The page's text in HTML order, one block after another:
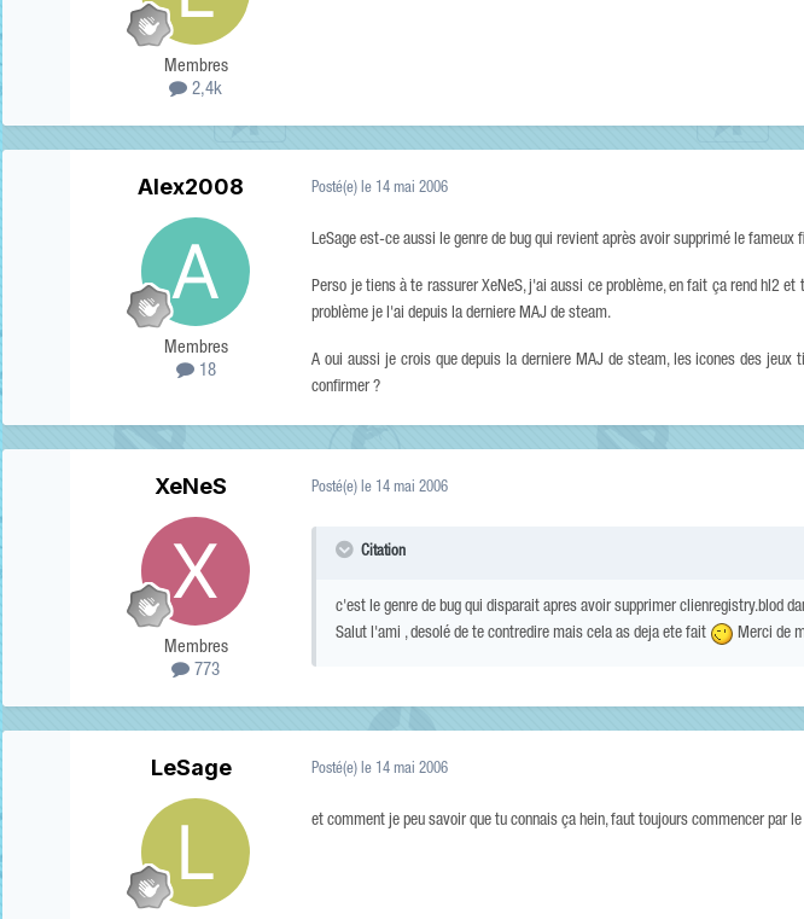
Membres
2,4k
Alex2008
Membres
18
Posté(e)le 14 mai 2006
LeSage est-ce aussi le genre de bug qui revient après avoir supprimé le fameux
Perso je tiens à te rassurer XeNeS, j'ai aussi ce problème, en fait ça rend hl2
problème je l'ai depuis la derniere MAJ de steam.
A oui aussi je crois que depuis la derniere MAJ de steam, les icones des
confirmer ?
XeNeS
Membres
773
Posté(e)le 14 mai 2006
Citation
c'est le genre de bug qui disparait apres avoir supprimer clienregistry.blod
Salut l'ami , desolé de te contredire mais cela as deja ete fait
Merci de
LeSage Posté(e)le 14 mai 2006
et comment je peu savoir que tu connais ça hein, faut toujours commencer par